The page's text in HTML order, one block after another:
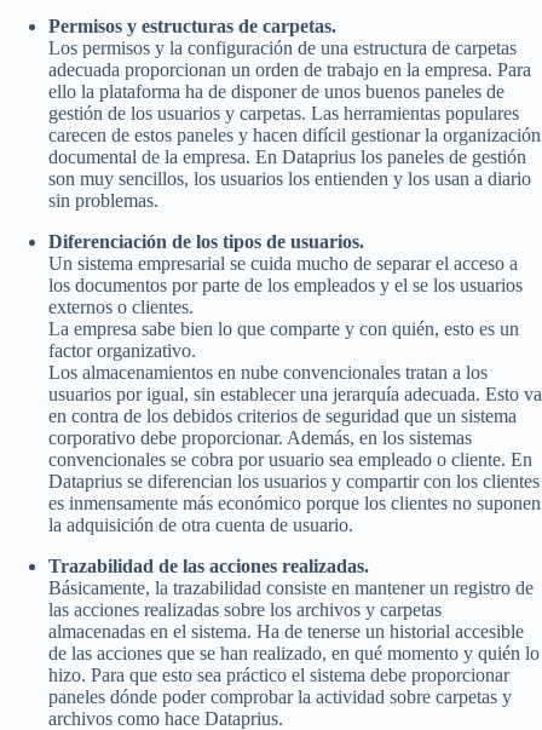
Permisos y estructuras de carpetas.
Los permisos y la configuración de una estructura de carpetas
adecuada proporcionan un orden de trabajo en la empresa. Para
ello la plataforma ha de disponer de unos buenos paneles de
gestión de los usuarios y carpetas. Las herramientas populares
carecen de estos paneles y hacen difícil gestionar la organización
documental de la empresa. En Dataprius los paneles de gestión
son muy sencillos, los usuarios los entienden y los usan a diario
sin problemas.
Diferenciación de los tipos de usuarios.
Un sistema empresarial se cuida mucho de separar el acceso a
los documentos por parte de los empleados y el se los usuarios
externos o clientes.
La empresa sabe bien lo que comparte y con quién, esto es un
factor organizativo.
Los almacenamientos en nube convencionales tratan a los
usuarios por igual, sin establecer una jerarquía adecuada. Esto va
en contra de los debidos criterios de seguridad que un sistema
corporativo debe proporcionar. Además, en los sistemas
convencionales se cobra por usuario sea empleado o cliente. En
Dataprius se diferencian los usuarios y compartir con los clientes
es inmensamente más económico porque los clientes no suponen
la adquisición de otra cuenta de usuario.
Trazabilidad de las acciones realizadas.
Básicamente, la trazabilidad consiste en mantener un registro de
las acciones realizadas sobre los archivos y carpetas
almacenadas en el sistema. Ha de tenerse un historial accesible
de las acciones que se han realizado, en qué momento y quién lo
hizo. Para que esto sea práctico el sistema debe proporcionar
paneles dónde poder comprobar la actividad sobre carpetas y
archivos como hace Dataprius.